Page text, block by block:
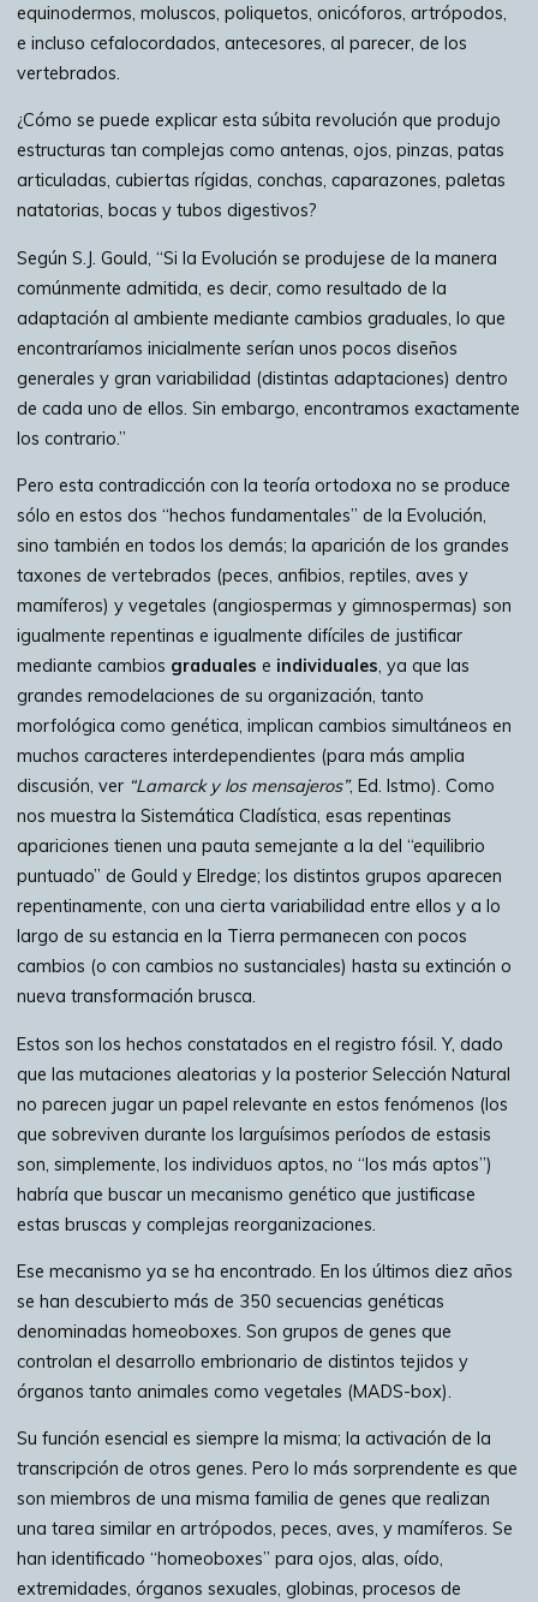
equinodermos, moluscos, poliquetos, onicóforos, artrópodos,
e incluso cefalocordados, antecesores, al parecer, de los
vertebrados.
¿Cómo se puede explicar esta súbita revolución que produjo
estructuras tan complejas como antenas, ojos, pinzas, patas
articuladas, cubiertas rígidas, conchas, caparazones, paletas
natatorias, bocas y tubos digestivos?
Según S.J. Gould, “Si la Evolución se produjese de la manera
comúnmente admitida, es decir, como resultado de la
adaptación al ambiente mediante cambios graduales, lo que
encontraríamos inicialmente serían unos pocos diseños
generales y gran variabilidad (distintas adaptaciones) dentro
de cada uno de ellos. Sin embargo, encontramos exactamente
los contrario.”
Pero esta contradicción con la teoría ortodoxa no se produce
sólo en estos dos “hechos fundamentales” de la Evolución,
sino también en todos los demás; la aparición de los grandes
taxones de vertebrados (peces, anfibios, reptiles, aves y
mamíferos) y vegetales (angiospermas y gimnospermas) son
igualmente repentinas e igualmente difíciles de justificar
mediante cambios gradualese individuales, ya que las
grandes remodelaciones de su organización, tanto
morfológica como genética, implican cambios simultáneos en
muchos caracteres interdependientes (para más amplia
discusión, ver “Lamarck y los mensajeros”, Ed. Istmo). Como
nos muestra la Sistemática Cladística, esas repentinas
apariciones tienen una pauta semejante a la del “equilibrio
puntuado” de Gould y Elredge; los distintos grupos aparecen
repentinamente, con una cierta variabilidad entre ellos y a lo
largo de su estancia en la Tierra permanecen con pocos
cambios (o con cambios no sustanciales) hasta su extinción o
nueva transformación brusca.
Estos son los hechos constatados en el registro fósil. Y, dado
que las mutaciones aleatorias y la posterior Selección Natural
no parecen jugar un papel relevante en estos fenómenos (los
que sobreviven durante los larguísimos períodos de estasis
son, simplemente, los individuos aptos, no “los más aptos”)
habría que buscar un mecanismo genético que justificase
estas bruscas y complejas reorganizaciones.
Ese mecanismo ya se ha encontrado. En los últimos diez años
se han descubierto más de 350 secuencias genéticas
denominadas homeoboxes. Son grupos de genes que
controlan el desarrollo embrionario de distintos tejidos y
órganos tanto animales como vegetales (MADS-box).
Su función esencial es siempre la misma; la activación de la
transcripción de otros genes. Pero lo más sorprendente es que
son miembros de una misma familia de genes que realizan
una tarea similar en artrópodos, peces, aves, y mamíferos. Se
han identificado “homeoboxes” para ojos, alas, oído,
extremidades, órganos sexuales, globinas, procesos de